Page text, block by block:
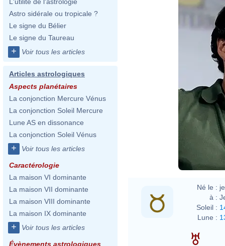
Astro sidérale ou tropicale ?
Le signe du Bélier
Le signe du Taureau
+ Voir tous les articles
Articles astrologiques
Aspects planétaires
La conjonction Mercure Vénus
La conjonction Soleil Mercure
Lune AS en dissonance
La conjonction Soleil Vénus
+ Voir tous les articles
Caractérologie
La maison VI dominante
La maison VII dominante
La maison VIII dominante
La maison IX dominante
+ Voir tous les articles
Évènements astrologiques
Né le :
à :
Soleil :
Lune :